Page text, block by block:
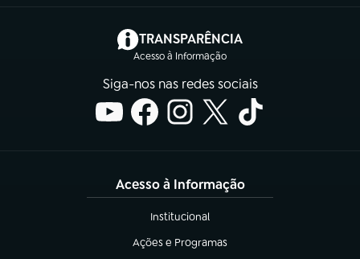
TRANSPARÊNCIA
Acesso à Informação
(abre em nova aba)
Siga-nos nas redes sociais
Acesso à Informação
Institucional
(abre em nova aba)
Ações e Programas
(abre em nova aba)